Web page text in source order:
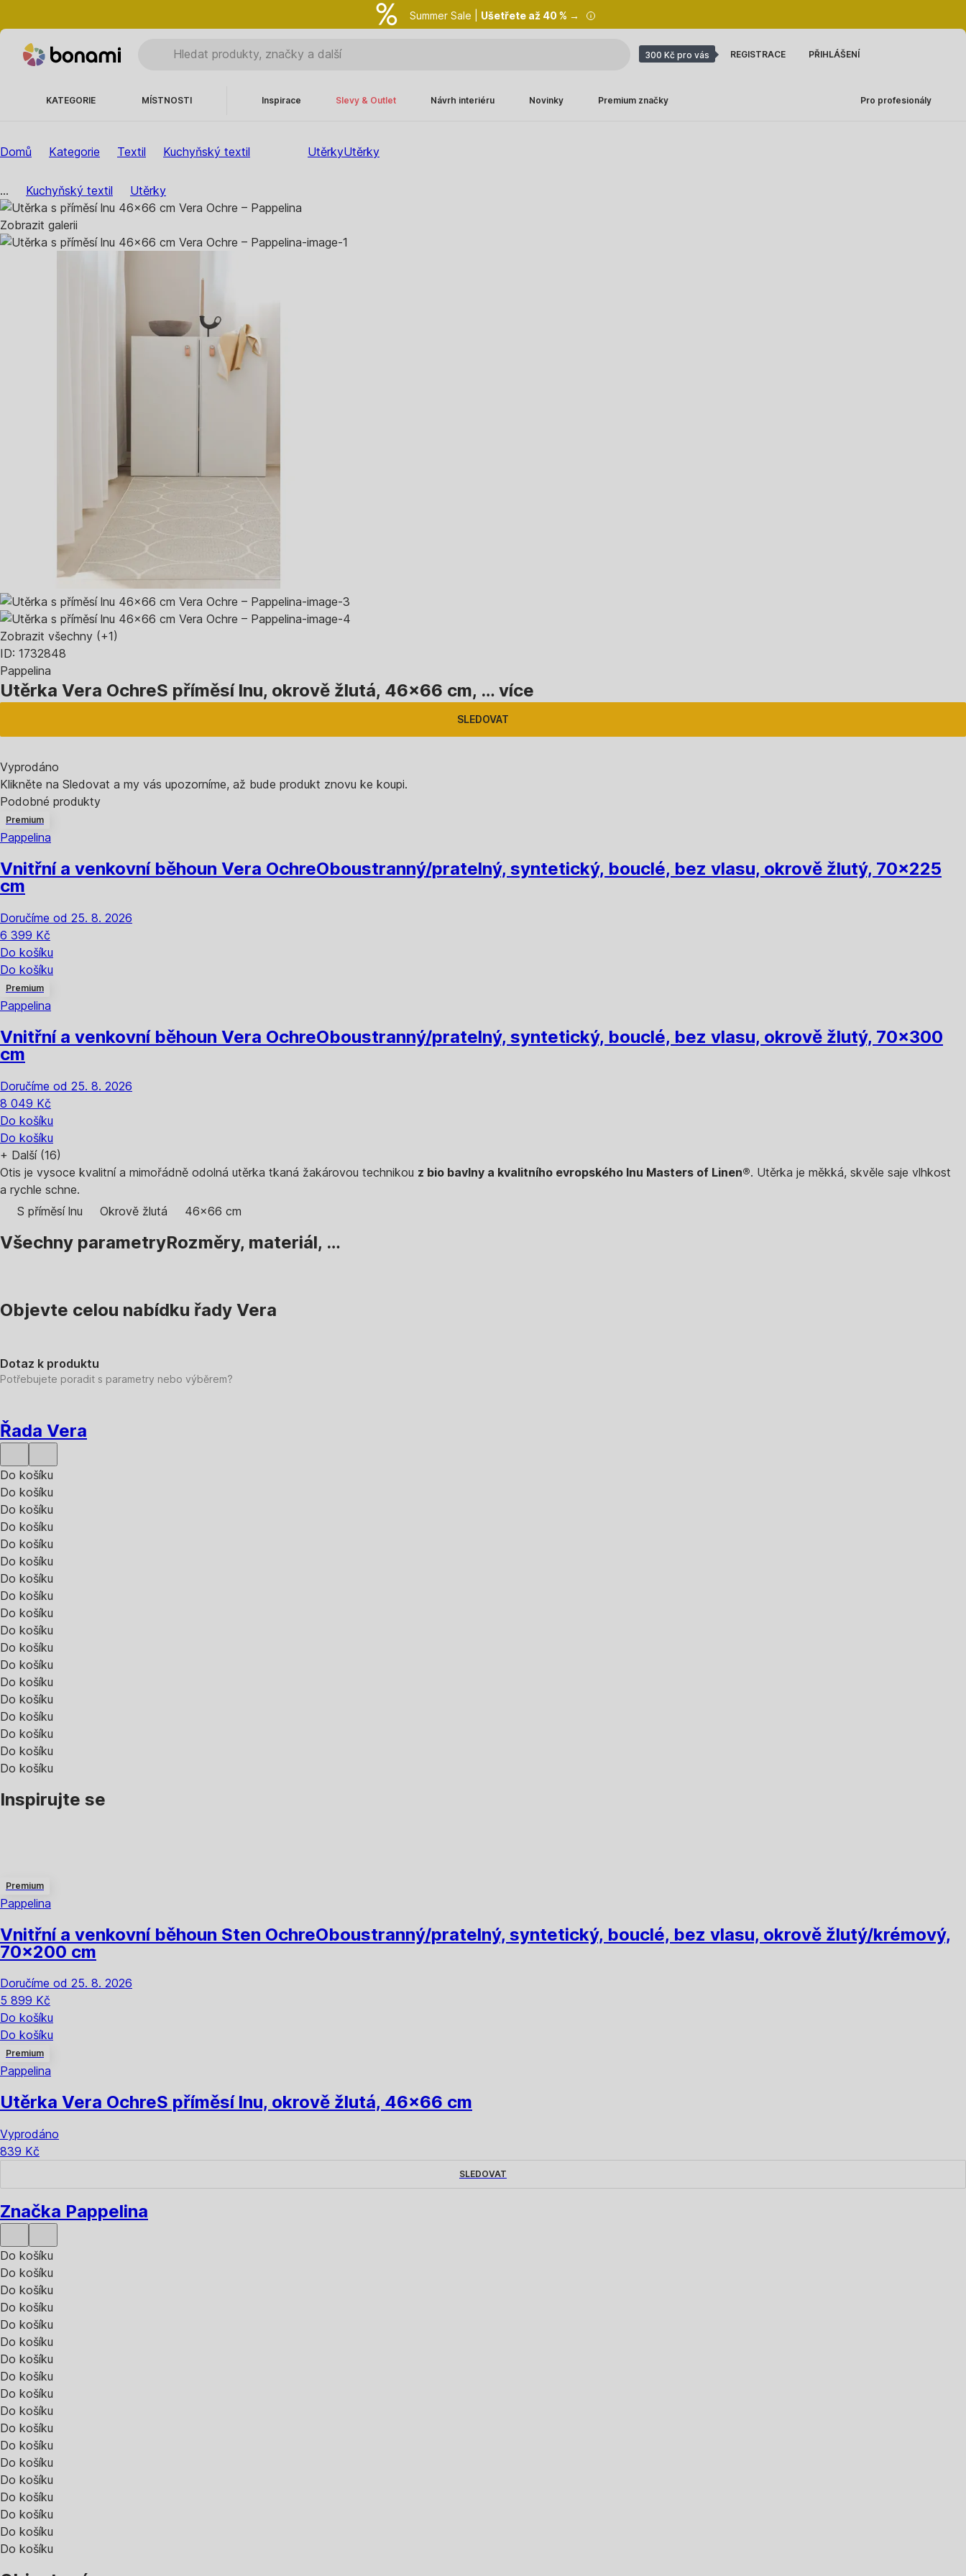
Summer Sale | Ušetřete až 40 % →
300 Kč pro vás REGISTRACE PŘIHLÁŠENÍ
KATEGORIE MÍSTNOSTI Inspirace Slevy & Outlet Návrh interiéru Novinky Premium značky Pro profesionály
Domů Kategorie Textil Kuchyňský textil UtěrkyUtěrky
... Kuchyňský textil Utěrky
Zobrazit galerii
Zobrazit všechny (+1)
ID: 1732848
Pappelina
Utěrka Vera OchreS příměsí lnu, okrově žlutá, 46x66 cm, … více
SLEDOVAT
Vyprodáno
Klikněte na Sledovat a my vás upozorníme, až bude produkt znovu ke koupi.
Podobné produkty
Premium
Pappelina
Vnitřní a venkovní běhoun Vera OchreOboustranný/pratelný, syntetický, bouclé, bez vlasu, okrově žlutý, 70x225
cm
Doručíme od 25. 8. 2026
6 399 Kč
Do košíku
Do košíku
Premium
Pappelina
Vnitřní a venkovní běhoun Vera OchreOboustranný/pratelný, syntetický, bouclé, bez vlasu, okrově žlutý, 70x300
cm
Doručíme od 25. 8. 2026
8 049 Kč
Do košíku
Do košíku
+ Další (16)
Otis je vysoce kvalitní a mimořádně odolná utěrka tkaná žakárovou technikou z bio bavlny a kvalitního evropského lnu Masters of Linen®. Utěrka je měkká, skvěle saje vlhkost
a rychle schne.
S příměsí lnu
Okrově žlutá 46x66 cm
Všechny parametryRozměry, materiál, …
Objevte celou nabídku řady Vera
Dotaz k produktu
Potřebujete poradit s parametry nebo výběrem?
Řada Vera
Do košíku
Do košíku
Do košíku
Do košíku
Do košíku
Do košíku
Do košíku
Do košíku
Do košíku
Do košíku
Do košíku
Do košíku
Do košíku
Do košíku
Do košíku
Do košíku
Do košíku
Do košíku
Inspirujte se
Premium
Pappelina
Vnitřní a venkovní běhoun Sten OchreOboustranný/pratelný, syntetický, bouclé, bez vlasu, okrově žlutý/krémový,
70x200 cm
Doručíme od 25. 8. 2026
5 899 Kč
Do košíku
Do košíku
Premium
Pappelina
Utěrka Vera OchreS příměsí lnu, okrově žlutá, 46x66 cm
Vyprodáno
839 Kč
SLEDOVAT
Značka Pappelina
Do košíku
Do košíku
Do košíku
Do košíku
Do košíku
Do košíku
Do košíku
Do košíku
Do košíku
Do košíku
Do košíku
Do košíku
Do košíku
Do košíku
Do košíku
Do košíku
Do košíku
Do košíku